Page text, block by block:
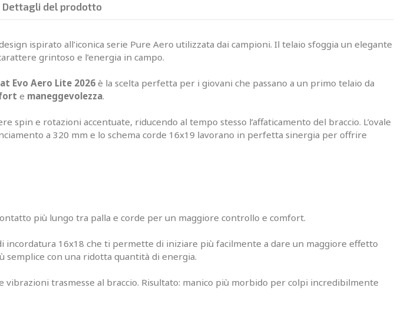
Dettagli del prodotto
ispirato all’iconica serie Pure Aero utilizzata dai campioni. Il telaio sfoggia un elegante
grintoso e l’energia in campo.
Evo Aero Lite 2026 è la scelta perfetta per i giovani che passano a un primo telaio da
e maneggevolezza.
e rotazioni accentuate, riducendo al tempo stesso l’affaticamento del braccio. L’ovale
a 320 mm e lo schema corde 16x19 lavorano in perfetta sinergia per offrire
più lungo tra palla e corde per un maggiore controllo e comfort.
16x18 che ti permette di iniziare più facilmente a dare un maggiore effetto
con una ridotta quantità di energia.
trasmesse al braccio. Risultato: manico più morbido per colpi incredibilmente